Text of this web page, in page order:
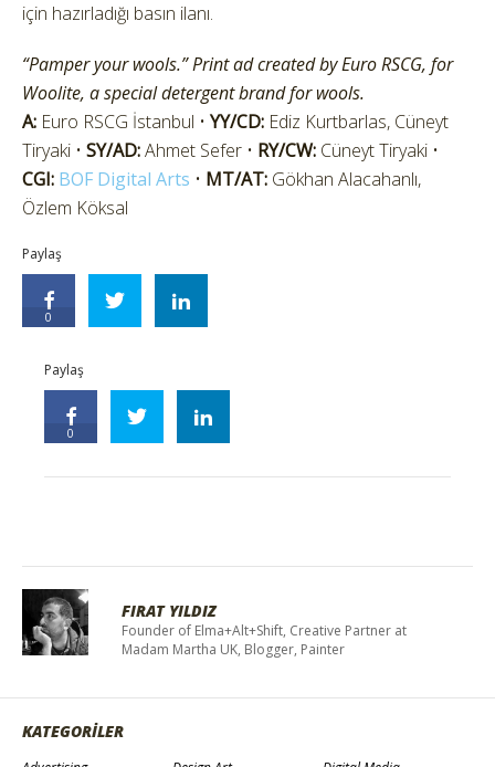
için hazırladığı basın ilanı.
“Pamper your wools.” Print ad created by Euro RSCG, for
Woolite, a special detergent brand for wools.
A: Euro RSCG İstanbul • YY/CD: Ediz Kurtbarlas, Cüneyt
Tiryaki • SY/AD:Ahmet Sefer • RY/CW: Cüneyt Tiryaki •
CGI: BOF Digital Arts • MT/AT: Gökhan Alacahanlı,
Özlem Köksal
Paylaş
0
Paylaş
0
FIRAT YILDIZ
Founder of Elma+Alt+Shift, Creative Partner at
Madam Martha UK, Blogger, Painter
KATEGORİLER